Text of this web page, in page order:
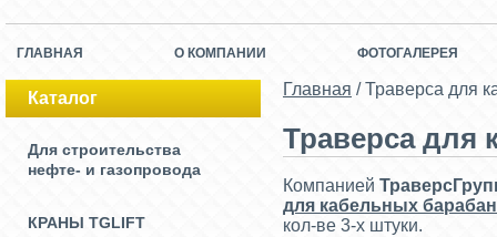
ГЛАВНАЯ О КОМПАНИИ ФОТОГАЛЕРЕЯ
Каталог
Для строительства
нефте- и газопровода
КРАНЫ TGLIFT
Главная /Траверса для
Траверса для
Компанией
для кабельных
кол-ве 3-х штуки.